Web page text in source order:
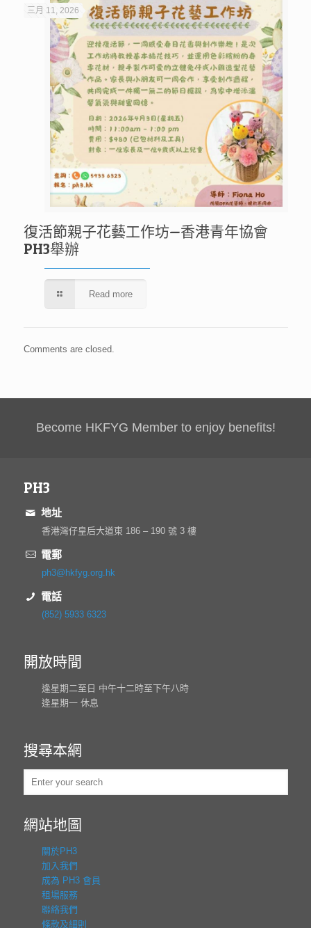
三月 11, 2026
復活節親子花藝工作坊—香港青年協會
PH3舉辦
Read more
Comments are closed.
Become HKFYG Member to enjoy benefits!
PH3
地址
香港灣仔皇后大道東 186 – 190 號 3 樓
電郵
ph3@hkfyg.org.hk
電話
(852) 5933 6323
開放時間
逢星期二至日 中午十二時至下午八時
逢星期一 休息
搜尋本網
網站地圖
關於PH3
加入我們
成為 PH3 會員
租場服務
聯絡我們
條款及細則